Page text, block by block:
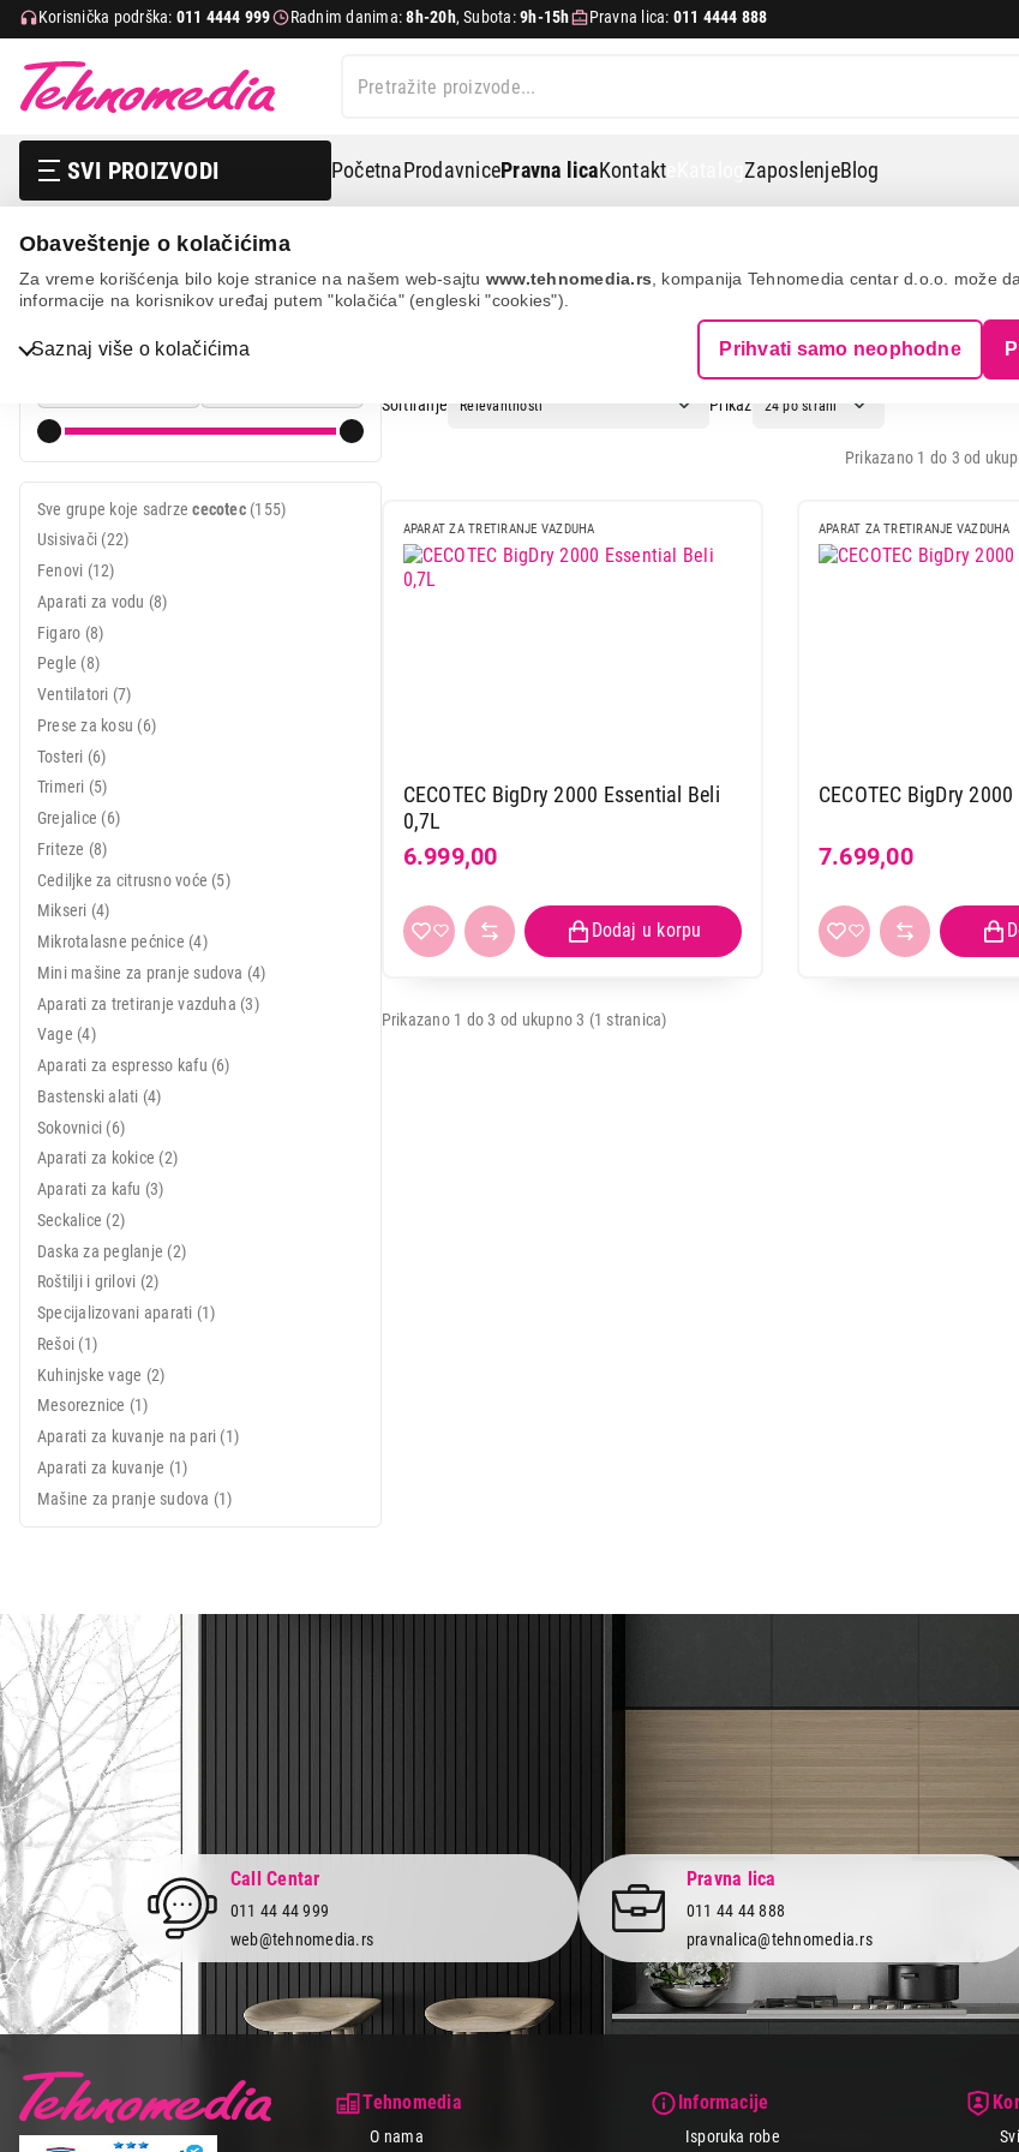
Obaveštenje o kolačićima
Za vreme korišćenja bilo koje stranice na našem web-sajtu www.tehnomedia.rs , kompanija Tehnomedia centar d.o.o. može
informacije na korisnikov uređaj putem "kolačića" (engleski "cookies").
Saznaj više o kolačićima Prihvati samo neophodne
Korisnička podrška: 011 4444 999 Radnim danima:8h-20h, Subota:9h-15h Pravna lica: 011 4444 888
SVI PROIZVODI PočetnaProdavnicePravna licaKontakt eKatalogZaposlenjeBlog
Bela tehnika
IT & Gaming
Mobilni telefoni i tableti
Mali kućni aparati
Mali kuhinjski aparati
Grejanje i hlađenje
Nega tela, lepota i zdravlje
Sport i putovanje
Sve za kuću i baštu
Vesa
Pretraga cecotec
PRETRAGA: CECOTEC
Sortiranje Prikaz
Prikazano 1 do 3 od
APARAT ZA TRETIRANJE VAZDUHA
CECOTEC BigDry 2000 Essential Beli
0,7L
6.999,00
APARAT ZA TRETIRANJE VAZDUHA
7.699,00
Prikazano 1 do 3 od ukupno 3 (1 stranica)
Cena od Cena do
Sve grupe koje sadrzececotec(155)
Usisivači (22)
Fenovi (12)
Aparati za vodu (8)
Figaro (8)
Pegle (8)
Ventilatori (7)
Prese za kosu (6)
Tosteri (6)
Trimeri (5)
Grejalice (6)
Friteze (8)
Cediljke za citrusno voće (5)
Mikseri (4)
Mikrotalasne pećnice (4)
Mini mašine za pranje sudova (4)
Aparati za tretiranje vazduha (3)
Vage (4)
Aparati za espresso kafu (6)
Bastenski alati (4)
Sokovnici (6)
Aparati za kokice (2)
Aparati za kafu (3)
Seckalice (2)
Daska za peglanje (2)
Roštilji i grilovi (2)
Specijalizovani aparati (1)
Rešoi (1)
Kuhinjske vage (2)
Mesoreznice (1)
Aparati za kuvanje na pari (1)
Aparati za kuvanje (1)
Mašine za pranje sudova (1)
Call Centar
011 44 44 999
web@tehnomedia.rs
Pravna lica
011 44 44 888
pravnalica@tehnomedia.rs
Tehnomedia
O nama
Informacije
Isporuka robe